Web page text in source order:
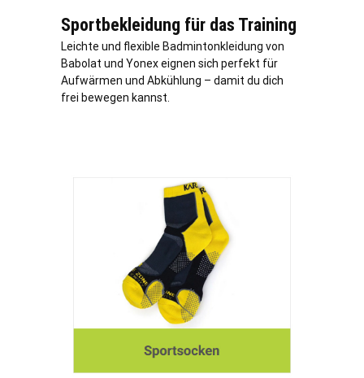
Sportbekleidung für das Training
Leichte und flexible Badmintonkleidung von
Babolat und Yonex eignen sich perfekt für
Aufwärmen und Abkühlung – damit du dich
frei bewegen kannst.